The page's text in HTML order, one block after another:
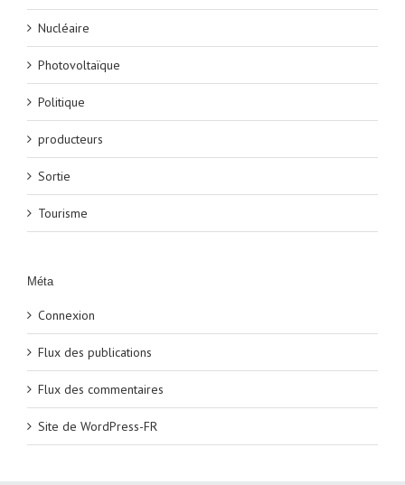
Nucléaire
Photovoltaïque
Politique
producteurs
Sortie
Tourisme
Méta
Connexion
Flux des publications
Flux des commentaires
Site de WordPress-FR